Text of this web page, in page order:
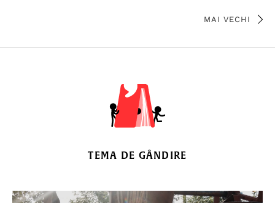
MAI VECHI
TEMA DE GÂNDIRE